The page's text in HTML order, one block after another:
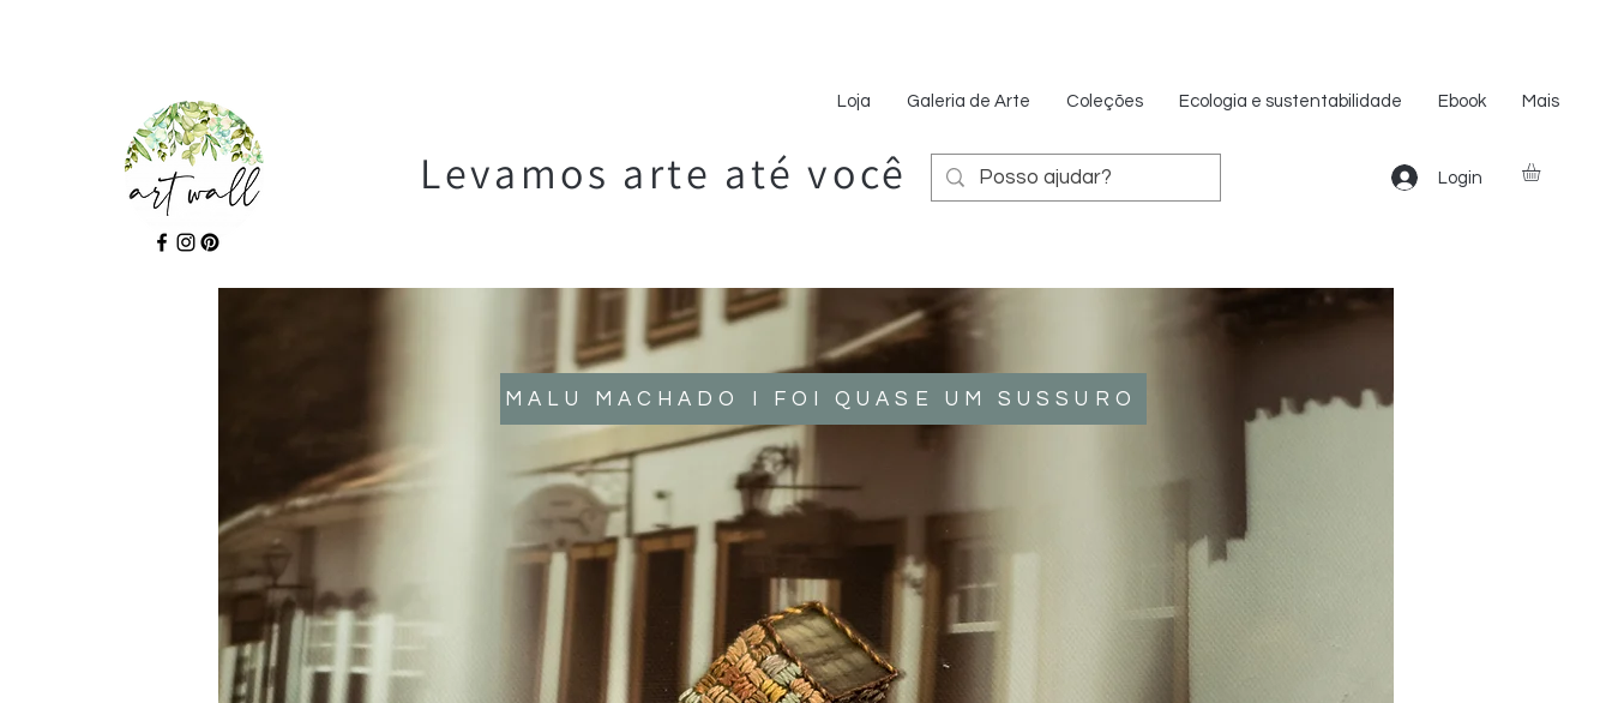
Loja Galeria de Arte Coleções Ecologia e sustentabilidade Ebook Mais
Levamos arte até você Login
MALU MACHADO I FOI QUASE UM SUSSURO